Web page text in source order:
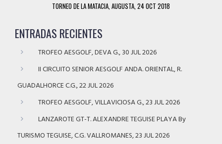
TORNEO DE LA MATACIA, AUGUSTA, 24 OCT 2018
ENTRADAS RECIENTES
TROFEO AESGOLF, DEVA G., 30 JUL 2026
II CIRCUITO SENIOR AESGOLF ANDA. ORIENTAL, R.
GUADALHORCE C.G., 22 JUL 2026
TROFEO AESGOLF, VILLAVICIOSA G., 23 JUL 2026
LANZAROTE GT-T. ALEXANDRE TEGUISE PLAYA By
TURISMO TEGUISE, C.G. VALLROMANES, 23 JUL 2026